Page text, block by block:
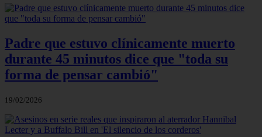
Padre que estuvo clínicamente muerto
durante 45 minutos dice que "toda su
forma de pensar cambió"
19/02/2026